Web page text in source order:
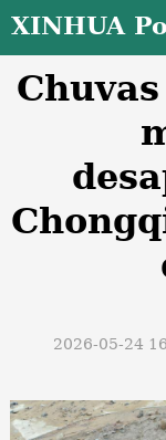
XINHUA
2026-05-24